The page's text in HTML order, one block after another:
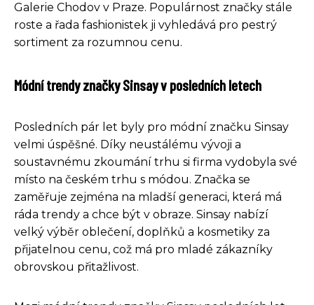
Galerie Chodov v Praze. Populárnost značky stále
roste a řada fashionistek ji vyhledává pro pestrý
sortiment za rozumnou cenu.
Módní trendy značky Sinsay v posledních letech
Posledních pár let byly pro módní značku Sinsay
velmi úspěšné. Díky neustálému vývoji a
soustavnému zkoumání trhu si firma vydobyla své
místo na českém trhu s módou. Značka se
zaměřuje zejména na mladší generaci, která má
ráda trendy a chce být v obraze. Sinsay nabízí
velký výběr oblečení, doplňků a kosmetiky za
přijatelnou cenu, což má pro mladé zákazníky
obrovskou přitažlivost.